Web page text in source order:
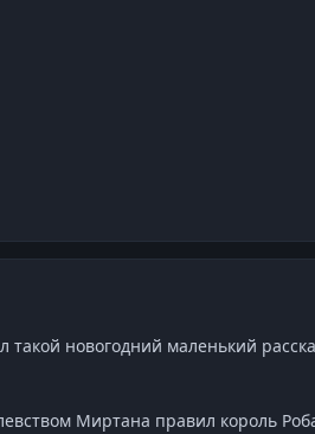
такой новогодний маленький
Миртана правил король